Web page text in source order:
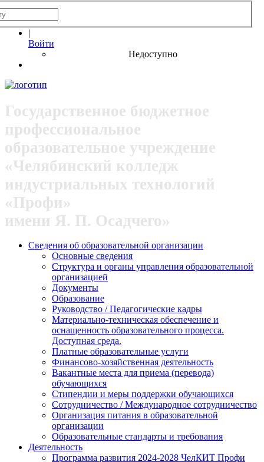
|
Войти
Недоступно
Государственное бюджетное
профессиональное
образовательное учреждение
«Челябинский колледж
индустриальных технологий
«Профи»
имени Я. П. Осадчего»
Сведения об образовательной организации
Основные сведения
Структура и органы управления образовательной
организацией
Документы
Образование
Руководство / Педагогические кадры
Материально-техническая обеспечение и
оснащенность образовательного процесса.
Доступная среда.
Платные образовательные услуги
Финансово-хозяйственная деятельность
Вакантные места для приема (перевода)
обучающихся
Стипендии и меры поддержки обучающихся
Сотрудничество / Международное сотрудничество
Организация питания в образовательной
организации
Образовательные стандарты и требования
Деятельность
Программа развития 2024-2028 ЧелКИТ Профи